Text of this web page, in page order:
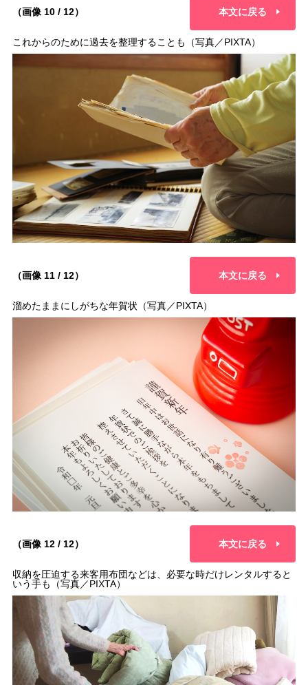
（画像 10 / 12） 本文に戻る
これからのために過去を整理することも（写真／PIXTA）
（画像 11 / 12） 本文に戻る
溜めたままにしがちな年賀状（写真／PIXTA）
（画像 12 / 12） 本文に戻る
収納を圧迫する来客用布団などは、必要な時だけレンタルすると
いう手も（写真／PIXTA）